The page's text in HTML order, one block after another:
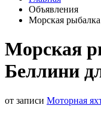
Объявления
Морская
Морская
Беллини
от записи Моторная